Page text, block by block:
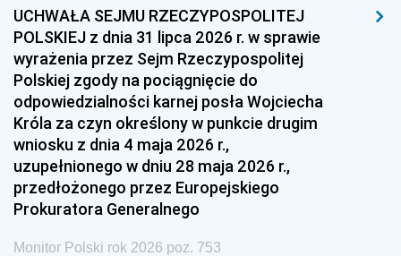
1954 1953 1952
1951 1950 1949
1948 1947
1939 1938 1937
1936 1930
UCHWAŁA SEJMU RZECZYPOSPOLITEJ
POLSKIEJ z dnia 31 lipca 2026 r. w sprawie
wyrażenia przez Sejm Rzeczypospolitej
Polskiej zgody na pociągnięcie do
odpowiedzialności karnej posła Wojciecha
Króla za czyn określony w punkcie drugim
wniosku z dnia 4 maja 2026 r.,
uzupełnionego w dniu 28 maja 2026 r.,
przedłożonego przez Europejskiego
Prokuratora Generalnego
Monitor Polski rok 2026 poz. 753